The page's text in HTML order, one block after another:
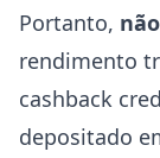
Portanto,
rendimento
cashback
depositado